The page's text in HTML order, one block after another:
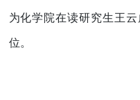
为化学院在读研究生王
位。